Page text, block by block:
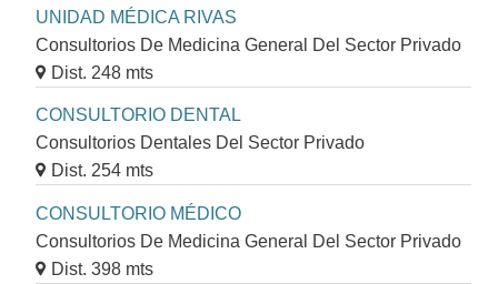
UNIDAD MÉDICA RIVAS
Consultorios De Medicina General Del Sector Privado
Dist. 248 mts
CONSULTORIO DENTAL
Consultorios Dentales Del Sector Privado
Dist. 254 mts
CONSULTORIO MÉDICO
Consultorios De Medicina General Del Sector Privado
Dist. 398 mts